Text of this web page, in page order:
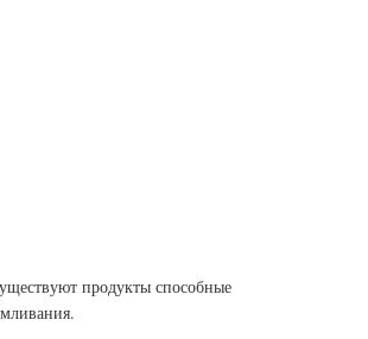
продукты способные